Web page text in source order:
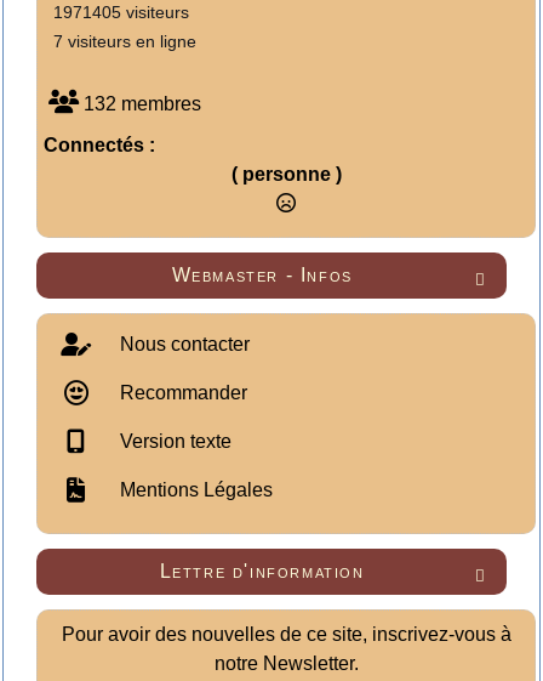
1971405 visiteurs
7 visiteurs en ligne
132 membres
Connectés :
( personne )

Webmaster - Infos
Nous contacter
Recommander
Version texte
Mentions Légales

Lettre d'information
Pour avoir des nouvelles de ce site, inscrivez-vous à
notre Newsletter.